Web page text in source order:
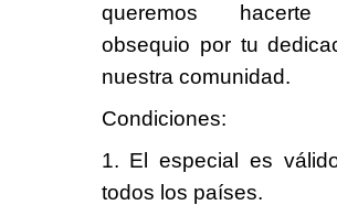
queremos hacerte
obsequio por tu
nuestra comunidad.
Condiciones:
1. El especial es
todos los países.